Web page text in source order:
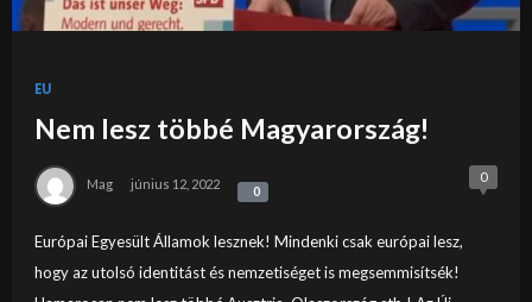
EU
Nem lesz többé Magyarország!
Mag június 12, 2022
0
0
Európai Egyesült Államok lesznek! Mindenki csak európai lesz,
hogy az utolsó identitást és nemzetiséget is megsemmisítsék!